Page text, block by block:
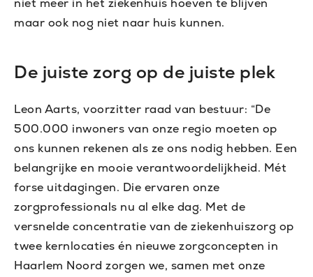
niet meer in het ziekenhuis hoeven te blijven
maar ook nog niet naar huis kunnen.
De juiste zorg op de juiste plek
Leon Aarts, voorzitter raad van bestuur: “De
500.000 inwoners van onze regio moeten op
ons kunnen rekenen als ze ons nodig hebben. Een
belangrijke en mooie verantwoordelijkheid. Mét
forse uitdagingen. Die ervaren onze
zorgprofessionals nu al elke dag. Met de
versnelde concentratie van de ziekenhuiszorg op
twee kernlocaties én nieuwe zorgconcepten in
Haarlem Noord zorgen we, samen met onze